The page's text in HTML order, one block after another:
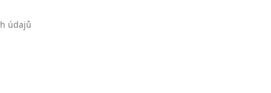
údajů